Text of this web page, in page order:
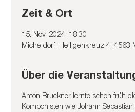
Zeit & Ort
15. Nov. 2024, 18:30
Micheldorf, Heiligenkreuz 4, 4563
Über die
Anton Bruckner lernte schon früh
Komponisten wie Johann